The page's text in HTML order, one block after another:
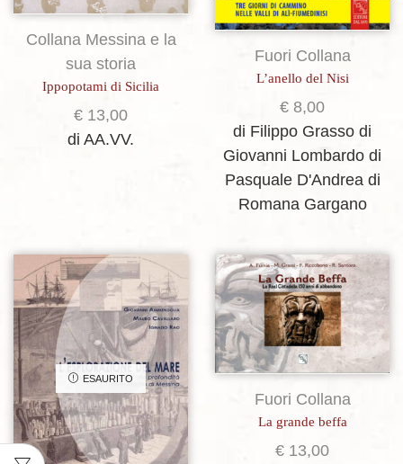
Collana Messina e la
sua storia
Ippopotami di Sicilia
€ 13,00
di AA.VV.
Fuori Collana
L’anello del Nisi
€ 8,00
di Filippo Grasso di
Giovanni Lombardo di
Pasquale D'Andrea di
Romana Gargano
Aggiungi alla lista dei desideri
ESAURITO
Aggiungi alla lista dei desideri
Fuori Collana
La grande beffa
€ 13,00